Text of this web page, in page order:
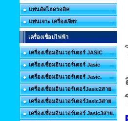
แท่นอัดไฮดรอลิค
แท่นเจาะ เครื่องเจียร
เครื่องเชื่อมไฟฟ้า
เครื่องเชื่อมอินเวอร์เตอร์ JASIC
เครื่องเชื่อมอินเวอร์เตอร์ Jasic
เครื่องเชื่อมอินเวอร์เตอร์ Jasic.
เครื่องเชื่อมอินเวอร์เตอร์Jasic2สาย
เครื่องเชื่อมอินเวอร์เตอร์Jasic3สาย
เครื่องเชื่อมอินเวอร์เตอร์ Jasic3สาย.